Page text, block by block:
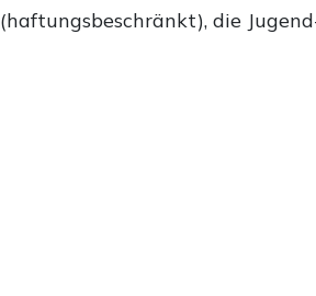
(haftungsbeschränkt), die